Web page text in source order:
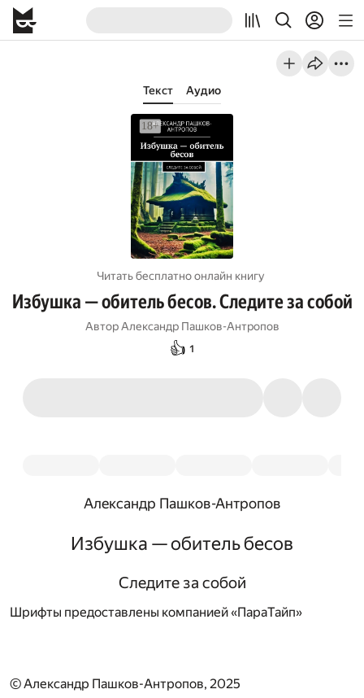
Текст Аудио
Читать бесплатно онлайн книгу
Избушка — обитель бесов. Следите за собой
Автор Александр Пашков-Антропов
👍 1
Александр Пашков-Антропов
Избушка — обитель бесов
Следите за собой
Шрифты предоставлены компанией «ПараТайп»
© Александр Пашков-Антропов, 2025